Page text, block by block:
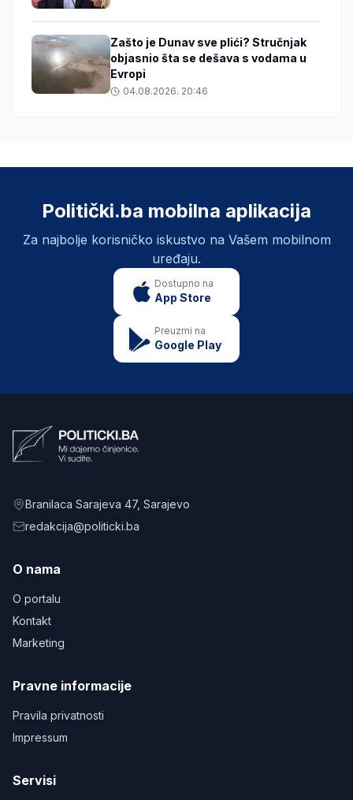
Zašto je Dunav sve plići? Stručnjak
objasnio šta se dešava s vodama u
Evropi
04.08.2026. 20:46
Politički.ba mobilna aplikacija
Za najbolje korisničko iskustvo na Vašem mobilnom
uređaju.
Dostupno na
App Store
Preuzmi na
Google Play
Branilaca Sarajeva 47, Sarajevo
redakcija@politicki.ba
O nama
O portalu
Kontakt
Marketing
Pravne informacije
Pravila privatnosti
Impressum
Servisi